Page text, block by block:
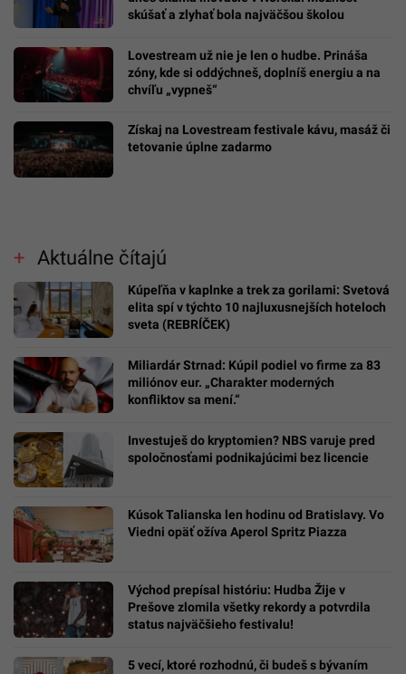
skúšať a zlyhať bola najväčšou školou
Lovestream už nie je len o hudbe. Prináša
zóny, kde si oddýchneš, doplníš energiu a na
chvíľu „vypneš“
Získaj na Lovestream festivale kávu, masáž či
tetovanie úplne zadarmo
Aktuálne čítajú
Kúpeľňa v kaplnke a trek za gorilami: Svetová
elita spí v týchto 10 najluxusnejších hoteloch
sveta (REBRÍČEK)
Miliardár Strnad: Kúpil podiel vo firme za 83
miliónov eur. „Charakter moderných
konfliktov sa mení.“
Investuješ do kryptomien? NBS varuje pred
spoločnosťami podnikajúcimi bez licencie
Kúsok Talianska len hodinu od Bratislavy. Vo
Viedni opäť ožíva Aperol Spritz Piazza
Východ prepísal históriu: Hudba Žije v
Prešove zlomila všetky rekordy a potvrdila
status najväčšieho festivalu!
5 vecí, ktoré rozhodnú, či budeš s bývaním